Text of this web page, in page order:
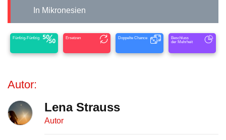
In Mikronesien
Fünfzig-Fünfzig Ersetzen Doppelte Chance
Beschluss
der Mehrheit
Autor:
Lena Strauss
Autor